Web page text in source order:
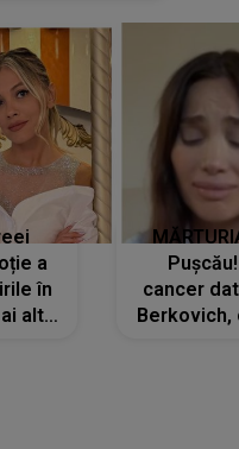
a
în
altă
cancer
Berkovich,